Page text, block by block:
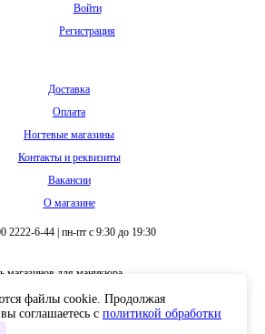
Войти
Регистрация
Доставка
Оплата
Ногтевые магазины
Контакты и реквизиты
Вакансии
О магазине
2222-6-44 пн-пт с 9:30 до 19:30
для маникюра
файлы cookie. Продолжая
соглашаетесь с политикой обработки